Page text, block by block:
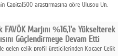
Capital500 araştırmasına göre Ulusoy Un,
en büyük 83. firması oldu.
FAVÖK Marjını %16,1'e Yükselterek
Güçlendirmeye Devam Etti
gelen çelik profil üreticilerinden Kocaer Çelik